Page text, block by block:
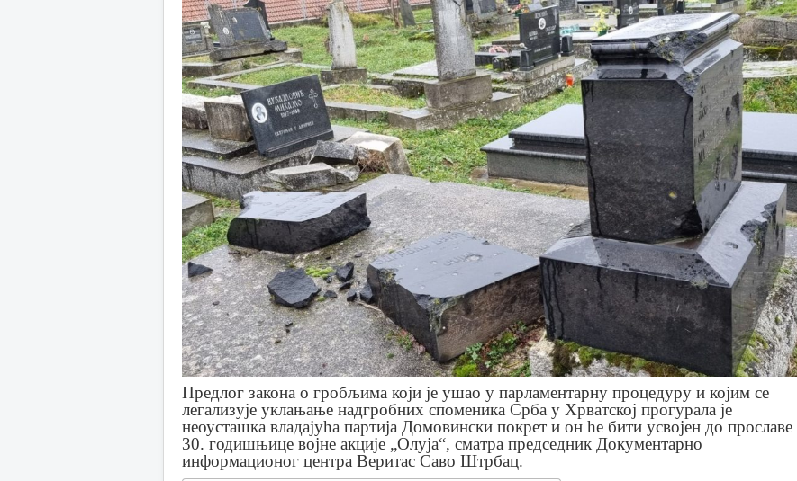
Предлог закона о гробљима који је ушао у парламентарну процедуру и којим се
легализује уклањање надгробних споменика Срба у Хрватској прогурала је
неоусташка владајућа партија Домовински покрет и он ће бити усвојен до прославе
30. годишњице војне акције „Олуја“, сматра председник Документарно
информационог центра Веритас Саво Штрбац.